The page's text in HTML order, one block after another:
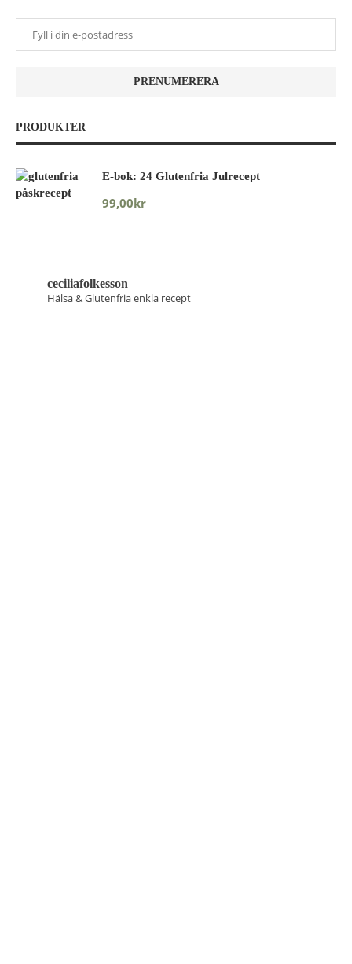
PRODUKTER
E-bok: 24 Glutenfria Julrecept
99,00kr
ceciliafolkesson
Hälsa & Glutenfria enkla recept